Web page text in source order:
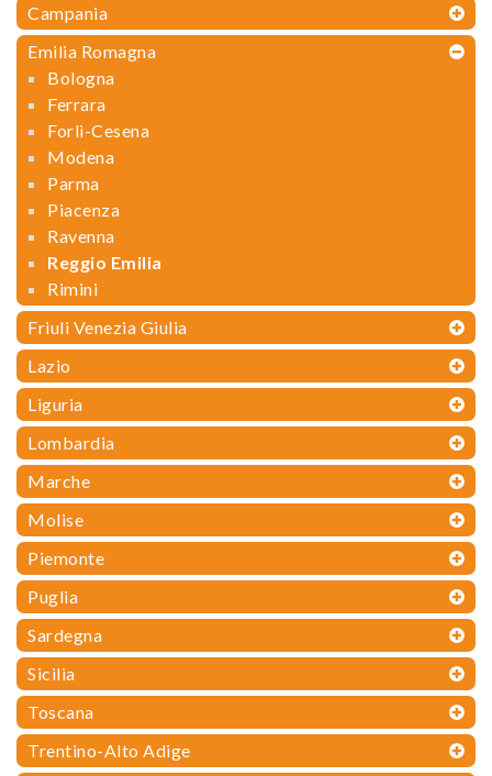
Campania
Emilia Romagna
Bologna
Ferrara
Forlì-Cesena
Modena
Parma
Piacenza
Ravenna
Reggio Emilia
Rimini
Friuli Venezia Giulia
Lazio
Liguria
Lombardia
Marche
Molise
Piemonte
Puglia
Sardegna
Sicilia
Toscana
Trentino-Alto Adige